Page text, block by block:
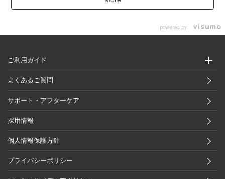
powered by
ご利用ガイド
よくあるご質問
サポート・アフターケア
採用情報
個人情報保護方針
プライバシーポリシー